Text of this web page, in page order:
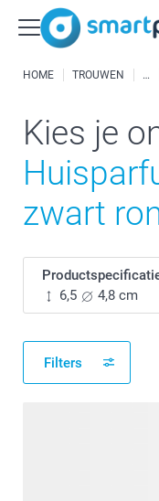
HOME TROUWEN
Kies je
zwart
6,5
4,8 cm
Filters